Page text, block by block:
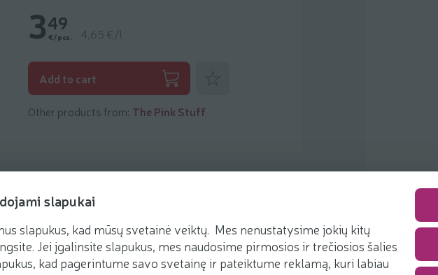
slapukai
slapukus, kad mūsų svetainė veiktų. Mes nenustatysime jokių kitų
Jei įgalinsite slapukus, mes naudosime pirmosios ir trečiosios šalies
kad pagerintume savo svetainę ir pateiktume reklamą, kuri labiau
349
€/pcs. 4,65 €/l
Add to cart
Other products from: The Pink Stuff
Packaging fee